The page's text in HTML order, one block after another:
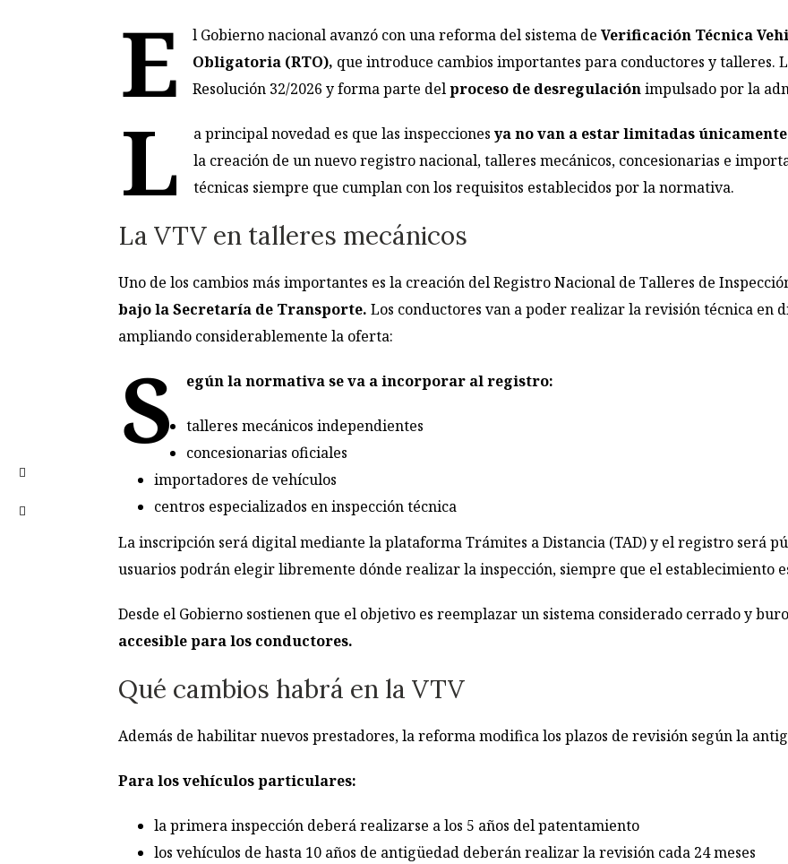
E l Gobierno nacional avanzó con una reforma del sistema de Verificación Técnica
Obligatoria (RTO), que introduce cambios importantes para conductores y talleres.
Resolución 32/2026 y forma parte delproceso de desregulaciónimpulsado por la
L a principal novedad es que las inspecciones ya no van a estar limitadas
la creación de un nuevo registro nacional, talleres mecánicos, concesionarias e
técnicas siempre que cumplan con los requisitos establecidos por la normativa.
La VTV en talleres mecánicos
Uno de los cambios más importantes es la creación del Registro Nacional de Talleres de
bajo la Secretaría de Transporte. Los conductores van a poder realizar la revisión técnica en
ampliando considerablemente la oferta:
S egún la normativa se va a incorporar al registro:
talleres mecánicos independientes
concesionarias oficiales
importadores de vehículos
centros especializados en inspección técnica
La inscripción será digital mediante la plataforma Trámites a Distancia (TAD) y el registro será
usuarios podrán elegir libremente dónde realizar la inspección, siempre que el establecimiento
Desde el Gobierno sostienen que el objetivo es reemplazar un sistema considerado cerrado y
accesible para los conductores.
Qué cambios habrá en la VTV
Además de habilitar nuevos prestadores, la reforma modifica los plazos de revisión según la
Para los vehículos particulares:
la primera inspección deberá realizarse a los 5 años del patentamiento
los vehículos de hasta 10 años de antigüedad deberán realizar la revisión cada 24 meses